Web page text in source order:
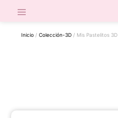
Inicio /Colección-3D / Mis Pastelitos 3D